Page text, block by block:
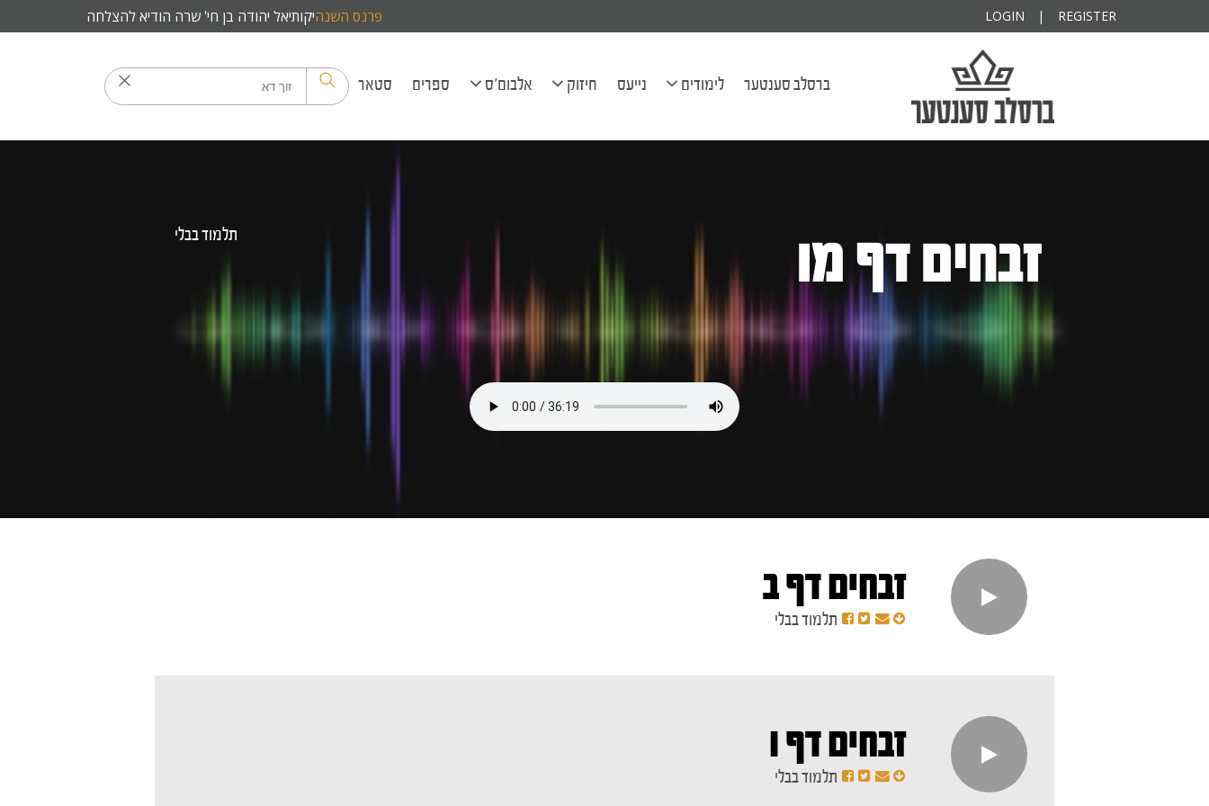
פרנס השנהיקותיאל יהודה בן חי' שרה הודיא להצלחה LOGIN | REGISTER
ברסלב סענטער לימודים נייעס חיזוק אלבום'ס ספרים סטאר
זבחים דף מו תלמוד בבלי
זבחים דף ב
תלמוד בבלי
זבחים דף ו
תלמוד בבלי